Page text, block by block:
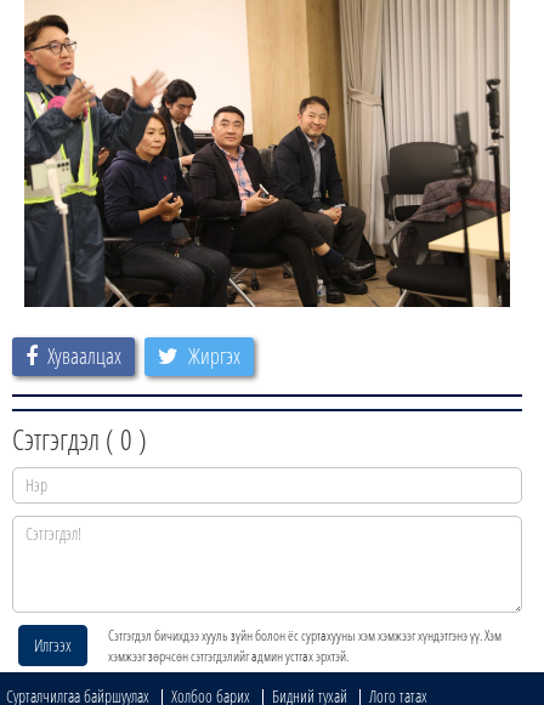
Хуваалцах Жиргэх
Сэтгэгдэл ( 0 )
Илгээх
Сэтгэгдэл бичихдээ хууль зүйн болон ёс суртахууны хэм хэмжээг хүндэтгэнэ үү. Хэм
хэмжээг зөрчсөн сэтгэгдэлийг админ устгах эрхтэй.
Сурталчилгаа байршуулах Холбоо барих Бидний тухай Лого татах